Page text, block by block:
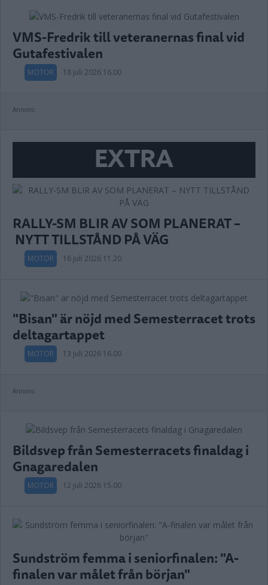
VMS-Fredrik till veteranernas final vid
Gutafestivalen
MOTOR 18 juli 2026 16.00
Annons:
EXTRA
RALLY-SM BLIR AV SOM PLANERAT –
NYTT TILLSTÅND PÅ VÄG
MOTOR 16 juli 2026 11.20
"Bisan" är nöjd med Semesterracet trots
deltagartappet
MOTOR 13 juli 2026 16.00
Annons:
Bildsvep från Semesterracets finaldag i
Gnagaredalen
MOTOR 12 juli 2026 15.00
Sundström femma i seniorfinalen: "A-
finalen var målet från början"